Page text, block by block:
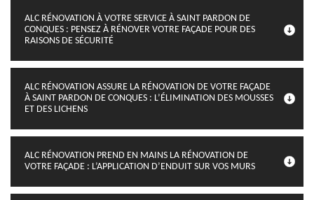
ALC RÉNOVATION À VOTRE SERVICE À SAINT PARDON DE
CONQUES : PENSEZ À RÉNOVER VOTRE FAÇADE POUR DES
RAISONS DE SÉCURITÉ
ALC RÉNOVATION ASSURE LA RÉNOVATION DE VOTRE FAÇADE
À SAINT PARDON DE CONQUES : L’ÉLIMINATION DES MOUSSES
ET DES LICHENS
ALC RÉNOVATION PREND EN MAINS LA RÉNOVATION DE
VOTRE FAÇADE : L’APPLICATION D’ENDUIT SUR VOS MURS